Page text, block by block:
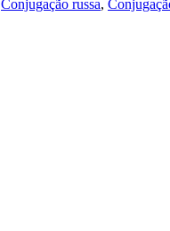
Conjugação russa,